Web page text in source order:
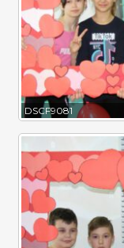
DSCF9081